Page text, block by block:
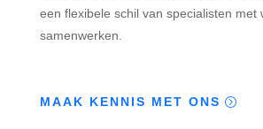
een flexibele schil van specialisten met
samenwerken.
MAAK KENNIS MET ONS